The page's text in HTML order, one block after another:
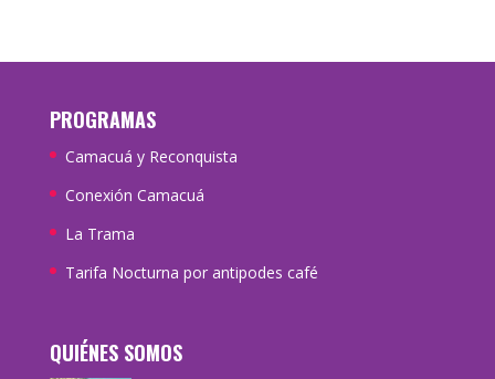
PROGRAMAS
Camacuá y Reconquista
Conexión Camacuá
La Trama
Tarifa Nocturna por antipodes café
QUIÉNES SOMOS